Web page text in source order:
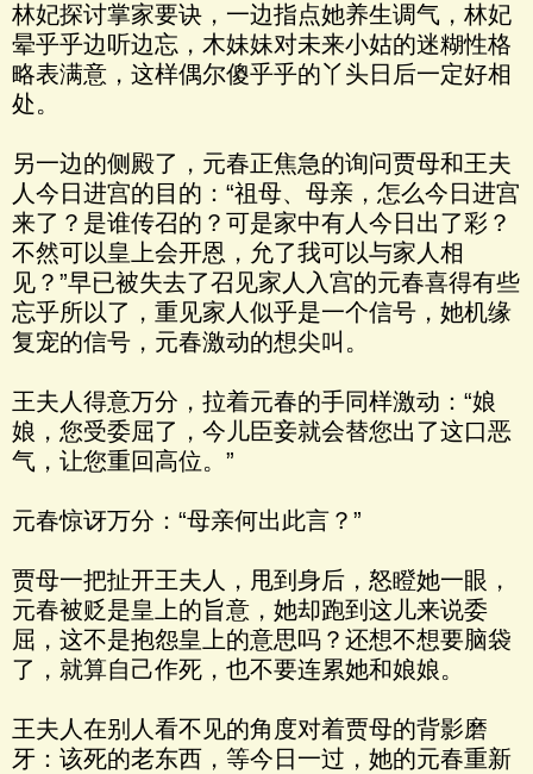
林妃探讨掌家要诀，一边指点她养生调气，林妃
晕乎乎边听边忘，木妹妹对未来小姑的迷糊性格
略表满意，这样偶尔傻乎乎的丫头日后一定好相
处。
另一边的侧殿了，元春正焦急的询问贾母和王夫
人今日进宫的目的：“祖母、母亲，怎么今日进宫
来了？是谁传召的？可是家中有人今日出了彩？
不然可以皇上会开恩，允了我可以与家人相
见？”早已被失去了召见家人入宫的元春喜得有些
忘乎所以了，重见家人似乎是一个信号，她机缘
复宠的信号，元春激动的想尖叫。
王夫人得意万分，拉着元春的手同样激动：“娘
娘，您受委屈了，今儿臣妾就会替您出了这口恶
气，让您重回高位。”
元春惊讶万分：“母亲何出此言？”
贾母一把扯开王夫人，甩到身后，怒瞪她一眼，
元春被贬是皇上的旨意，她却跑到这儿来说委
屈，这不是抱怨皇上的意思吗？还想不想要脑袋
了，就算自己作死，也不要连累她和娘娘。
王夫人在别人看不见的角度对着贾母的背影磨
牙：该死的老东西，等今日一过，她的元春重新